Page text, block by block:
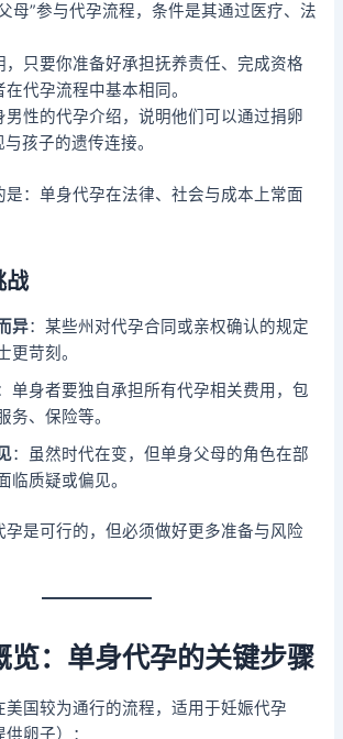
母”参与代孕流程，条件是其通过医疗、法
，只要你准备好承担抚养责任、完成资格
代孕流程中基本相同。
男性的代孕介绍，说明他们可以通过捐卵
孩子的遗传连接。
是：单身代孕在法律、社会与成本上常面
战
异：某些州对代孕合同或亲权确认的规定
更苛刻。
单身者要独自承担所有代孕相关费用，包
务、保险等。
：虽然时代在变，但单身父母的角色在部
临质疑或偏见。
孕是可行的，但必须做好更多准备与风险
览：单身代孕的关键步骤
美国较为通行的流程，适用于妊娠代孕
供卵子）：